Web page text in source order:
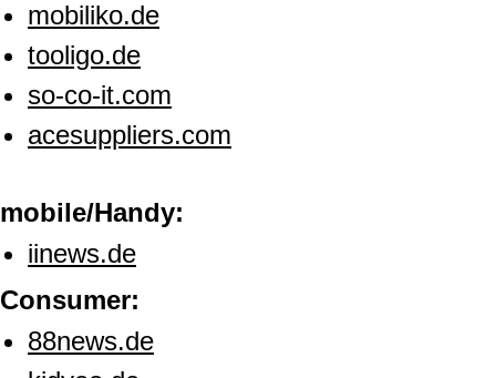
mobiliko.de
tooligo.de
so-co-it.com
acesuppliers.com
mobile/Handy:
iinews.de
Consumer:
88news.de